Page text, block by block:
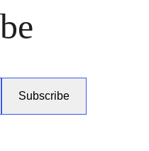
Subscribe